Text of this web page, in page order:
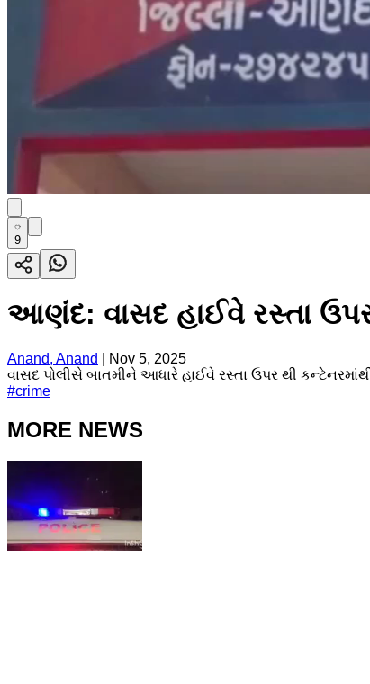
9
આણંદ: વાસદ હાઈવે રસ્તા ઉપર
Anand, Anand
Nov 5, 2025
વાસદ પોલીસે બાતમીને આધારે હાઈવે રસ્તા ઉપર થી
#crime
MORE NEWS